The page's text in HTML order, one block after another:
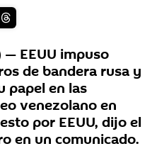
— EEUU impuso
de bandera rusa y
papel en las
venezolano en
por EEUU, dijo el
en un comunicado.